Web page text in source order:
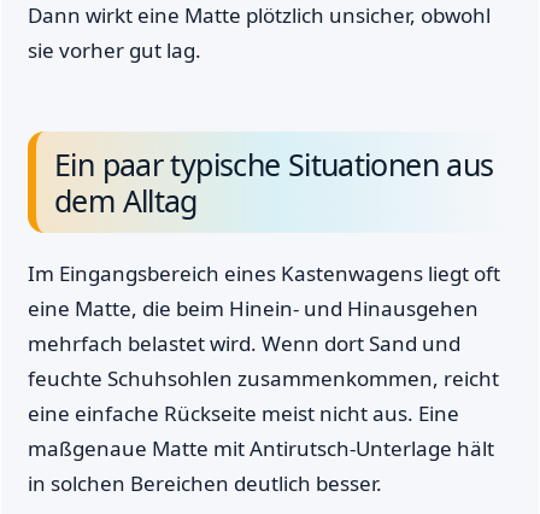
Dann wirkt eine Matte plötzlich unsicher, obwohl
sie vorher gut lag.
Ein paar typische Situationen aus
dem Alltag
Im Eingangsbereich eines Kastenwagens liegt oft
eine Matte, die beim Hinein- und Hinausgehen
mehrfach belastet wird. Wenn dort Sand und
feuchte Schuhsohlen zusammenkommen, reicht
eine einfache Rückseite meist nicht aus. Eine
maßgenaue Matte mit Antirutsch-Unterlage hält
in solchen Bereichen deutlich besser.